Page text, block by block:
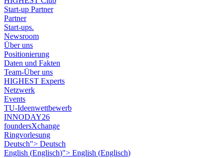
Start-up Partner
Partner
Start-ups.
Newsroom
Über uns
Positionierung
Daten und Fakten
Team-Über uns
HIGHEST Experts
Netzwerk
Events
TU-Ideenwettbewerb
INNODAY26
foundersXchange
Ringvorlesung
Deutsch"> Deutsch
English (Englisch)"> English (Englisch)